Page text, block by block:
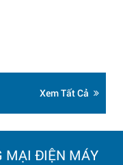
Xem Tất Cả
MẠI ĐIỆN MÁY